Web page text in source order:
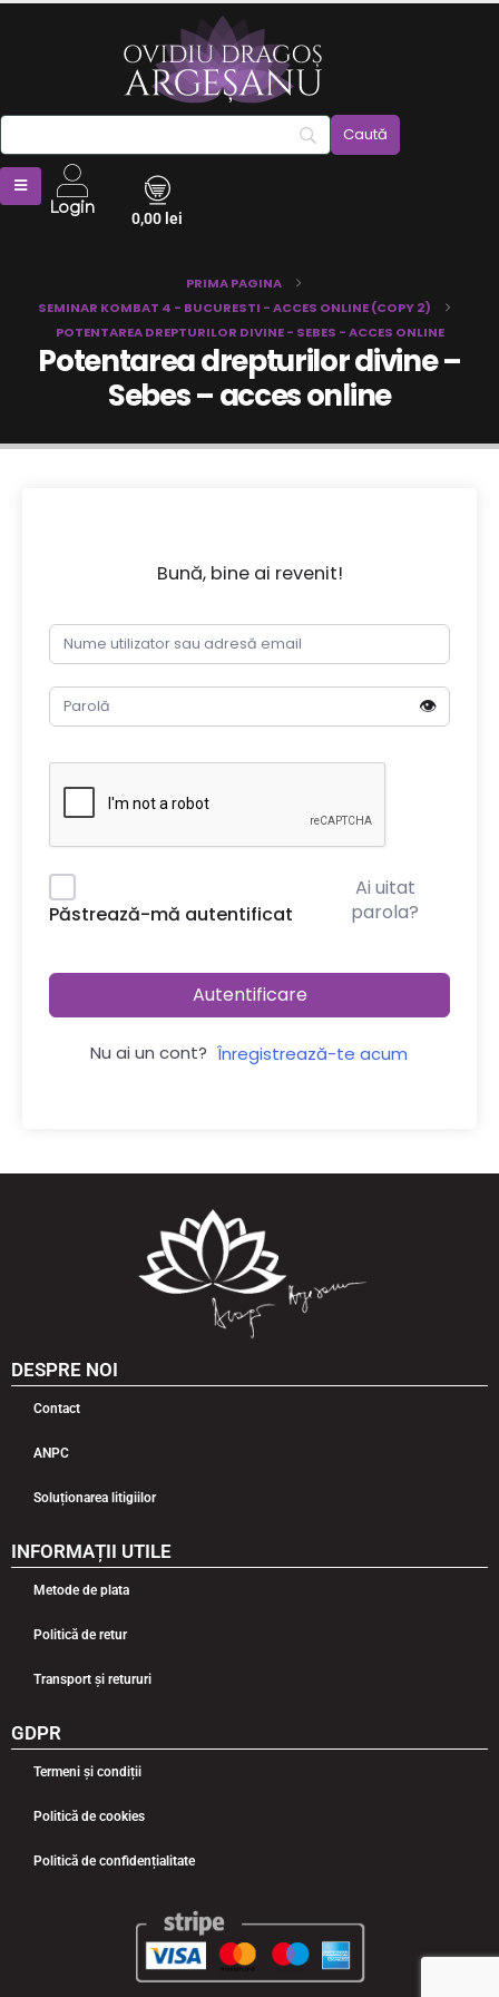
Login 0,00 lei
PRIMA PAGINA
SEMINAR KOMBAT 4 - BUCURESTI - ACCES ONLINE (COPY 2)
POTENTAREA DREPTURILOR DIVINE - SEBES - ACCES ONLINE
Potentarea drepturilor divine –
Sebes – acces online
Bună, bine ai revenit!
👁️
Păstrează-mă autentificat
Ai uitat
parola?
Autentificare
Nu ai un cont? Înregistrează-te acum
DESPRE NOI
Contact
ANPC
Soluționarea litigiilor
INFORMAȚII UTILE
Metode de plata
Politică de retur
Transport și retururi
GDPR
Termeni și condiții
Politică de cookies
Politică de confidențialitate